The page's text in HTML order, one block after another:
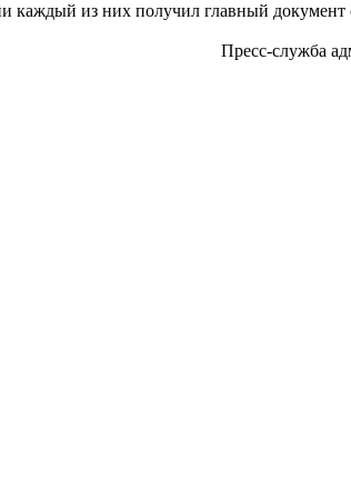
каждый из них получил главный
Пресс-служба